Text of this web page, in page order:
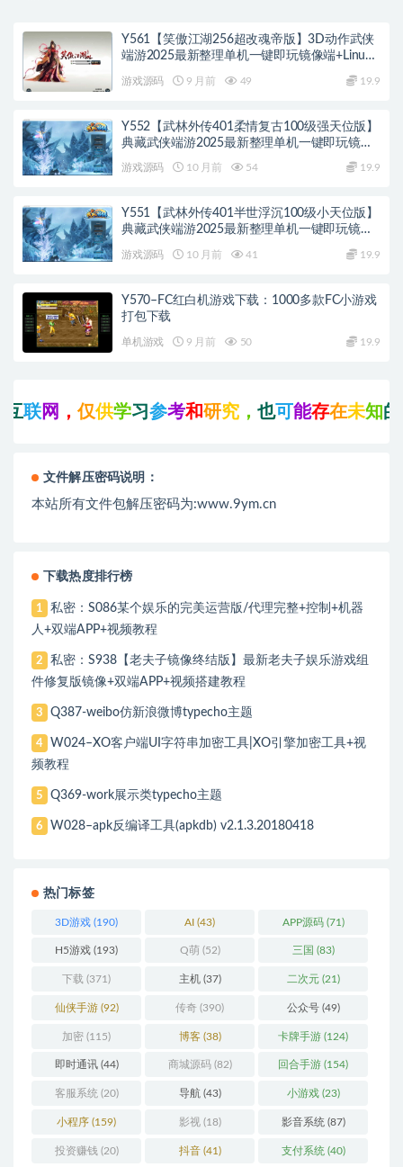
Y561【笑傲江湖256超改魂帝版】3D动作武侠
端游2025最新整理单机一键即玩镜像端+Linux
手工服务端+网页注册+GM工具+GM命令+PC客
户端+教程
游戏源码 9 月前 49 19.9
Y552【武林外传401柔情复古100级强天位版】
典藏武侠端游2025最新整理单机一键即玩镜像
端+Linux手工服务端+网页注册+GM工具+PC客
户端+详细搭建教程
游戏源码 10 月前 54 19.9
Y551【武林外传401半世浮沉100级小天位版】
典藏武侠端游2025最新整理单机一键即玩镜像
端+Linux手工服务端+网页注册+GM工具+PC客
户端+详细搭建教程
游戏源码 10 月前 41 19.9
Y570–FC红白机游戏下载：1000多款FC小游戏
打包下载
单机游戏 9 月前 50 19.9
，仅供 学习参考和研究，也可 能存 在未知的BUG
文件解压密码说明：
本站所有文件包解压密码为:www.9ym.cn
下载热度排行榜
1
私密：S086某个娱乐的完美运营版/代理完整+控制+机器
人+双端APP+视频教程
2
私密：S938【老夫子镜像终结版】最新老夫子娱乐游戏组
件修复版镜像+双端APP+视频搭建教程
3 Q387-weibo仿新浪微博typecho主题
4
W024–XO客户端UI字符串加密工具|XO引擎加密工具+视
频教程
5 Q369-work展示类typecho主题
6 W028–apk反编译工具(apkdb) v2.1.3.20180418
热门标签
3D游戏 (190) AI (43) APP源码(71)
H5游戏 (193) Q萌 (52) 三国 (83)
下载 (371) 主机(37) 二次元(21)
仙侠手游(92) 传奇 (390) 公众号(49)
加密 (115) 博客(38) 卡牌手游 (124)
即时通讯(44) 商城源码(82) 回合手游 (154)
客服系统 (20) 导航(43) 小游戏(23)
小程序 (159) 影视(18) 影音系统 (87)
投资赚钱 (20) 抖音(41) 支付系统 (40)